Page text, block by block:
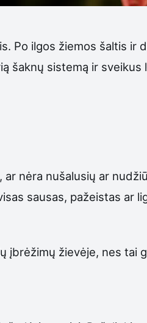
Po ilgos žiemos šaltis ir
šaknų sistemą ir
nėra nušalusių ar
sausas, pažeistas ar
žievėje, nes tai